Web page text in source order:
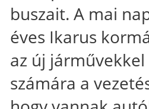
buszait. A mai
éves Ikarus
az új
számára a